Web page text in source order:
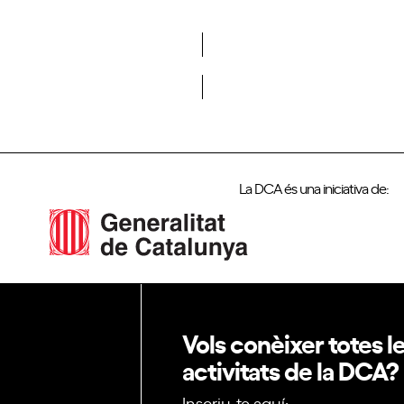
La DCA és una iniciativa de:
Vols conèixer totes
activitats de la DCA?